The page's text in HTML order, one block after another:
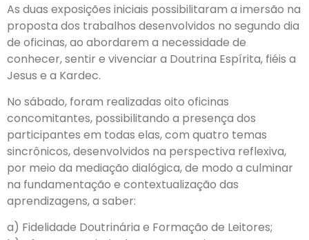
As duas exposições iniciais possibilitaram a imersão na
proposta dos trabalhos desenvolvidos no segundo dia
de oficinas, ao abordarem a necessidade de
conhecer, sentir e vivenciar a Doutrina Espírita, fiéis a
Jesus e a Kardec.
No sábado, foram realizadas oito oficinas
concomitantes, possibilitando a presença dos
participantes em todas elas, com quatro temas
sincrônicos, desenvolvidos na perspectiva reflexiva,
por meio da mediação dialógica, de modo a culminar
na fundamentação e contextualização das
aprendizagens, a saber:
a) Fidelidade Doutrinária e Formação de Leitores;